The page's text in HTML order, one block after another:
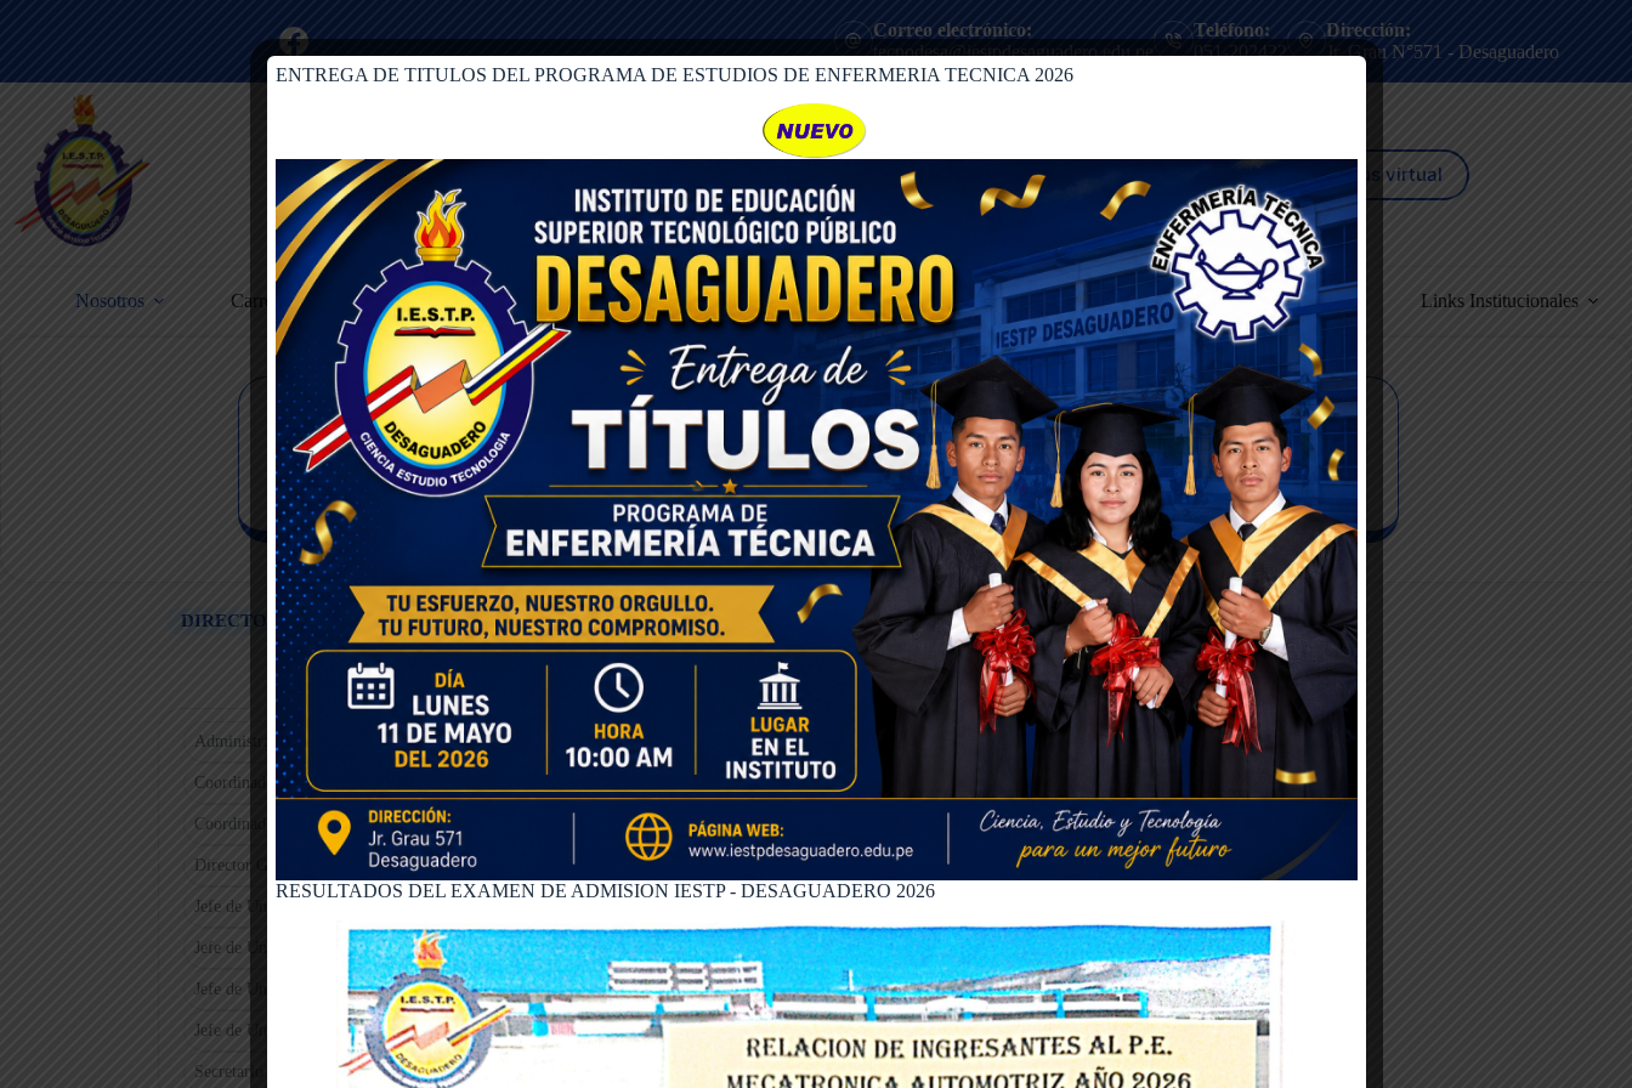
Correo electrónico:
tecnodesa@iestpdesaguadero.edu.pe
Teléfono:
051-202422
Dirección:
Jr. Grau N°571 - Desaguadero
HORARIO DE ATENCION
8:00 AM - 13:30PM campus virtual
Nosotros Carreras Profesionales Técnicas ADMISIÓN Transparencia Tramite Servicios Contáctanos Links Institucionales
NUESTRAS AUTORIDADES
Conoce al equipo directivo y docente que lidera la formación técnica en nuestras carreras. Puedes filtrar por especialidad para encontrar rápidamente a cada
docente.
DIRECTORIO INSTITUCIONAL 2026
Administración
Coordinador del área de calidad
Coordinadores Programas de estudio
Director General
Jefe de Unidad Académica
Jefe de Unidad de Bienestar y Empleabilidad
Jefe de Unidad de Formación Continua
Jefe de Unidad de Investigación
Secretario Académico
Prof. Eleo Salem Cutipa
Mamani
Correoprueba@gmail.com
909090909
clic
aquí
Prof. Rogelio Vilcanqui
Capaquira
Jefe de Unidad Académica
Correoprueba@gmail.com
909090909
Haz
clic
aquí
ENTREGA DE TITULOS DEL PROGRAMA DE ESTUDIOS DE ENFERMERIA TECNICA 2026
RESULTADOS DEL EXAMEN DE ADMISION IESTP - DESAGUADERO 2026